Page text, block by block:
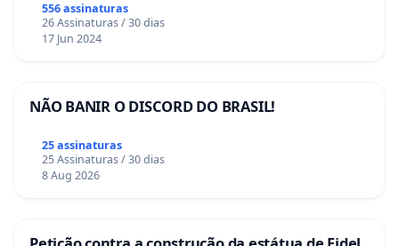
556 assinaturas
26 Assinaturas / 30 dias
17 Jun 2024
NÃO BANIR O DISCORD DO BRASIL!
25 assinaturas
25 Assinaturas / 30 dias
8 Aug 2026